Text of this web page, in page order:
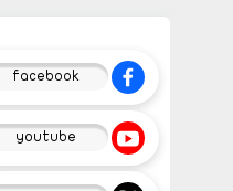
facebook
youtube